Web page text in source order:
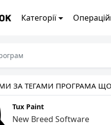
Категорії
ЗА ТЕГАМИ ПРОГРАМА
Tux Paint
New Breed Software